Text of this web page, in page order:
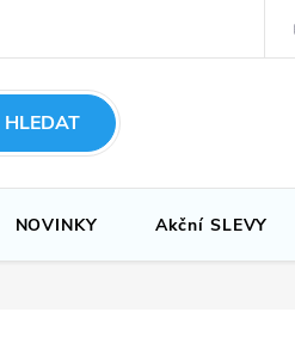
HLEDAT
NOVINKY Akční SLEVY